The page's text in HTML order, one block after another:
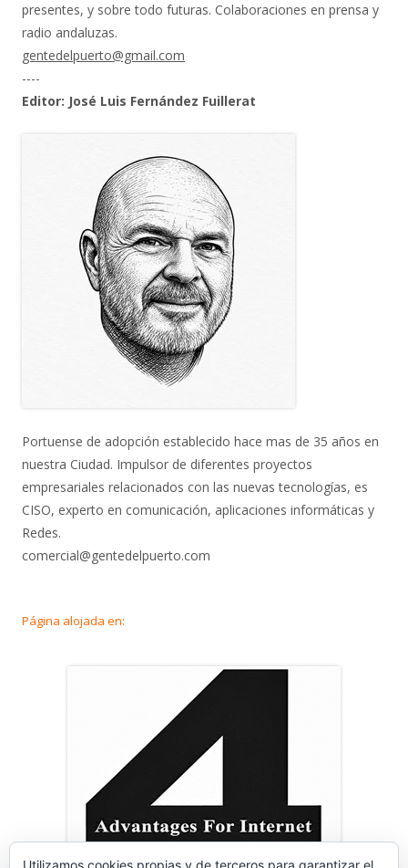
presentes, y sobre todo futuras. Colaboraciones en prensa y
radio andaluzas.
gentedelpuerto@gmail.com
----
Editor: José Luis Fernández Fuillerat
Portuense de adopción establecido hace mas de 35 años en
nuestra Ciudad. Impulsor de diferentes proyectos
empresariales relacionados con las nuevas tecnologías, es
CISO, experto en comunicación, aplicaciones informáticas y
Redes.
comercial@gentedelpuerto.com
Página alojada en:
Utilizamos cookies propias y de terceros para garantizar el